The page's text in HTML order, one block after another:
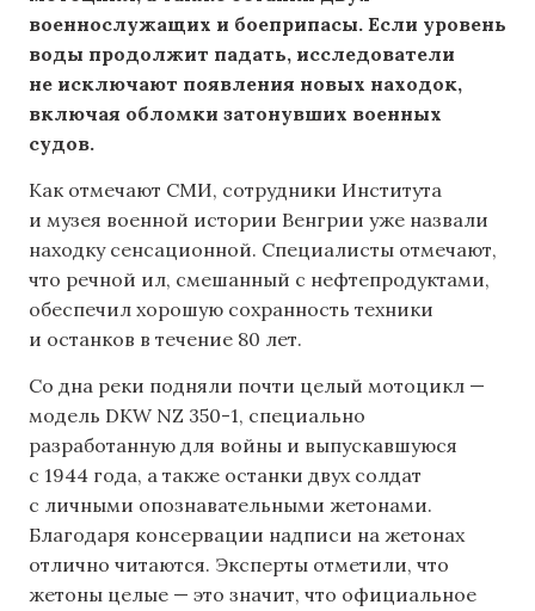
военнослужащих и боеприпасы. Если уровень
воды продолжит падать, исследователи
не исключают появления новых находок,
включая обломки затонувших военных
судов.
Как отмечают СМИ, сотрудники Института
и музея военной истории Венгрии уже назвали
находку сенсационной. Специалисты отмечают,
что речной ил, смешанный с нефтепродуктами,
обеспечил хорошую сохранность техники
и останков в течение 80 лет.
Со дна реки подняли почти целый мотоцикл —
модель DKW NZ 350-1, специально
разработанную для войны и выпускавшуюся
с 1944 года, а также останки двух солдат
с личными опознавательными жетонами.
Благодаря консервации надписи на жетонах
отлично читаются. Эксперты отметили, что
жетоны целые — это значит, что официальное